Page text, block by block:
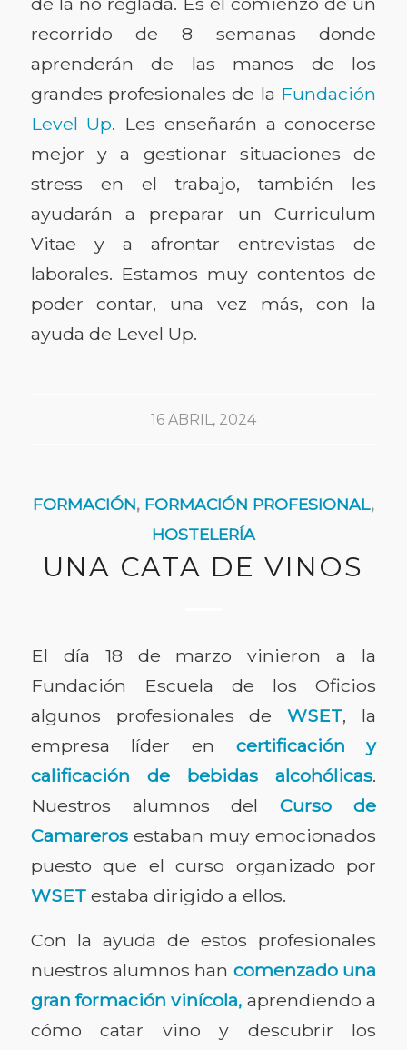
recorrido de 8 semanas donde
aprenderán de las manos de los
grandes profesionales de la Fundación
Level Up. Les enseñarán a conocerse
mejor y a gestionar situaciones de
stress en el trabajo, también les
ayudarán a preparar un Curriculum
Vitae y a afrontar entrevistas de
laborales. Estamos muy contentos de
poder contar, una vez más, con la
ayuda de Level Up.
16 ABRIL, 2024
FORMACIÓN, FORMACIÓN PROFESIONAL,
HOSTELERÍA
UNA CATA DE VINOS
El día 18 de marzo vinieron a la
Fundación Escuela de los Oficios
algunos profesionales deWSET, la
empresa líder en certificación y
calificación de bebidas alcohólicas.
Nuestros alumnos delCurso de
Camarerosestaban muy emocionados
puesto que el curso organizado por
WSETestaba dirigido a ellos.
Con la ayuda de estos profesionales
nuestros alumnos han comenzado una
gran formación vinícola, aprendiendo a
cómo catar vino y descubrir los